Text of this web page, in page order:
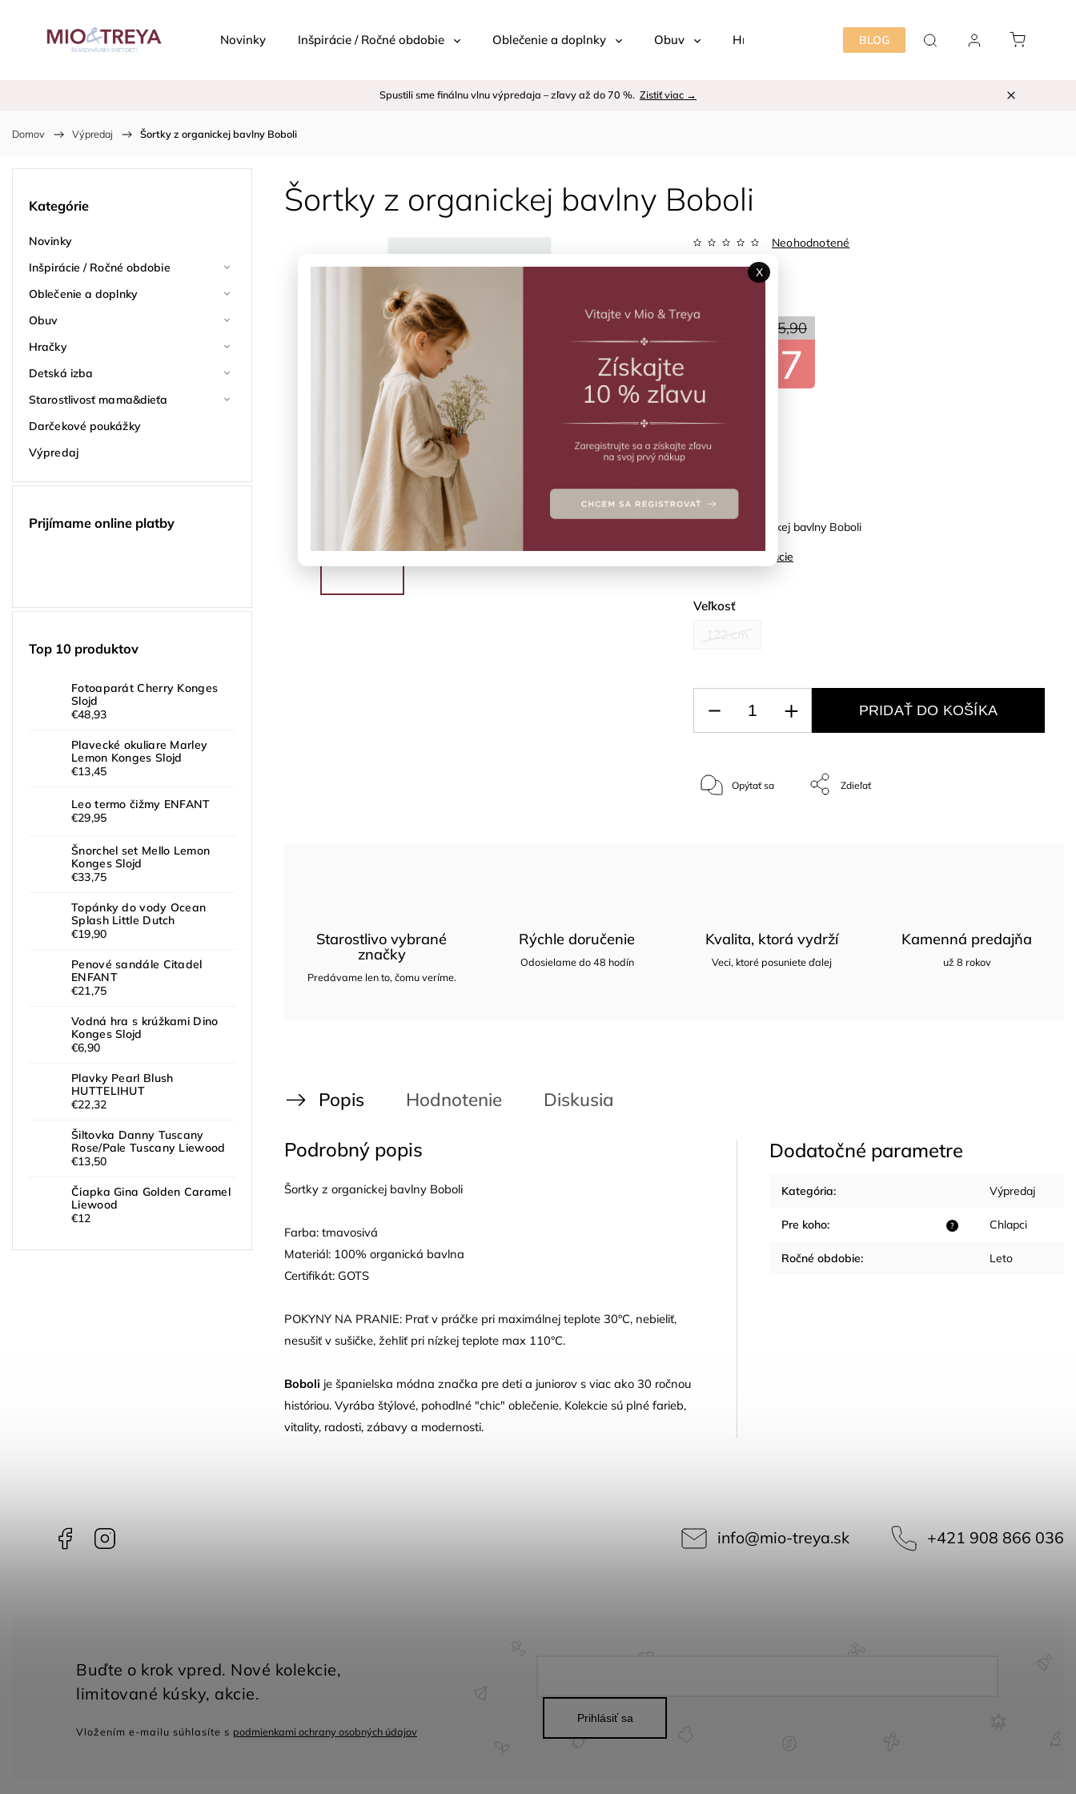
BLOG
Novinky Inšpirácie / Ročné obdobie Oblečenie a doplnky Obuv Hračky Detská izba Starostlivosť
Spustili sme finálnu vlnu výpredaja – zľavy až do 70 %. Zistiť viac →
Domov / Výpredaj / Šortky z organickej bavlny Boboli
Kategórie
Novinky
Inšpirácie / Ročné obdobie
Oblečenie a doplnky
Obuv
Hračky
Detská izba
Starostlivosť mama&dieťa
Darčekové poukážky
Výpredaj
Prijímame online platby
Top 10 produktov
Fotoaparát Cherry Konges
Slojd
€48,93
Plavecké okuliare Marley
Lemon Konges Slojd
€13,45
Leo termo čižmy ENFANT
€29,95
Šnorchel set Mello Lemon
Konges Slojd
€33,75
Topánky do vody Ocean
Splash Little Dutch
€19,90
Penové sandále Citadel
ENFANT
€21,75
Vodná hra s krúžkami Dino
Konges Slojd
€6,90
Plavky Pearl Blush
HUTTELIHUT
€22,32
Šiltovka Danny Tuscany
Rose/Pale Tuscany Liewood
€13,50
Čiapka Gina Golden Caramel
Liewood
€12
Šortky z organickej bavlny Boboli
Neohodnotené
€15,90
€4,77
Kód: 534024T
Šortky z organickej bavlny Boboli
Detailné informácie
Veľkosť
VYPREDANÉ
PRIDAŤ DO KOŠÍKA
Opýtať sa Zdieľať
Starostlivo vybrané
značky
Predávame len to, čomu veríme.
Rýchle doručenie
Odosielame do 48 hodín
Kvalita, ktorá vydrží
Veci, ktoré posuniete ďalej
Kamenná predajňa
už 8 rokov
Popis Hodnotenie Diskusia
Podrobný popis
Šortky z organickej bavlny Boboli
Farba: tmavosivá
Materiál: 100% organická bavlna
Certifikát: GOTS
POKYNY NA PRANIE: Prať v práčke pri maximálnej teplote 30°C, nebieliť,
nesušiť v sušičke, žehliť pri nízkej teplote max 110°C.
Boboli je španielska módna značka pre deti a juniorov s viac ako 30 ročnou
históriou. Vyrába štýlové, pohodlné "chic" oblečenie. Kolekcie sú plné farieb,
vitality, radosti, zábavy a modernosti.
Dodatočné parametre
Kategória: Výpredaj
?
Pre koho: Chlapci
Ročné obdobie: Leto
Facebook info@mio-treya.sk +421 908 866 036
Vložením e-mailu súhlasíte s podmienkami ochrany osobných údajov
Prihlásiť sa
X